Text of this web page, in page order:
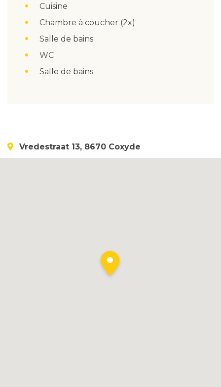
Cuisine
Chambre à coucher (2x)
Salle de bains
WC
Salle de bains
Vredestraat 13, 8670 Coxyde